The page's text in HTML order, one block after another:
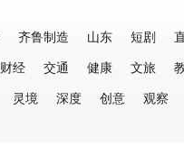
齐鲁制造 山东 短剧
财经 交通 健康 文旅
灵境 深度 创意 观察